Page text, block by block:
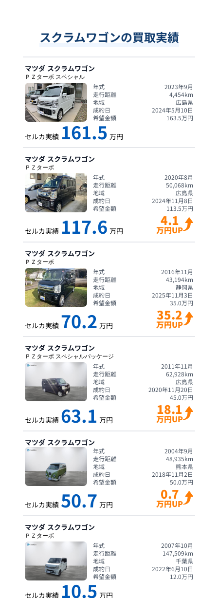
スクラムワゴンの買取実績
マツダ スクラムワゴン
ＰＺターボ スペシャル
年式
2023年9月
走行距離
4,454km
地域
広島県
成約日
2024年5月10日
希望金額
163.5万円
セルカ実績 161.5 万円
マツダ スクラムワゴン
ＰＺターボ
年式
2020年8月
走行距離
50,068km
地域
広島県
成約日
2024年11月8日
希望金額
113.5万円
セルカ実績 117.6 万円
4.1
万円UP
マツダ スクラムワゴン
ＰＺターボ
年式
2016年11月
走行距離
43,194km
地域
静岡県
成約日
2025年11月3日
希望金額
35.0万円
セルカ実績 70.2 万円
35.2
万円UP
マツダ スクラムワゴン
ＰＺターボ スペシャルパッケージ
年式
2011年11月
走行距離
62,928km
地域
広島県
成約日
2020年11月20日
希望金額
45.0万円
セルカ実績 63.1 万円
18.1
万円UP
マツダ スクラムワゴン
年式
2004年9月
走行距離
48,935km
地域
熊本県
成約日
2018年11月2日
希望金額
50.0万円
セルカ実績 50.7 万円
0.7
万円UP
マツダ スクラムワゴン
ＰＺターボ
年式
2007年10月
走行距離
147,509km
地域
千葉県
成約日
2022年6月10日
希望金額
12.0万円
セルカ実績 10.5 万円